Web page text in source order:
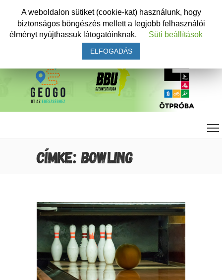
CÍMKE: BOWLING
A weboldalon sütiket (cookie-kat) használunk, hogy
biztonságos böngészés mellett a legjobb felhasználói
élményt nyújthassuk látogatóinknak.
Süti beállítások
ELFOGADÁS